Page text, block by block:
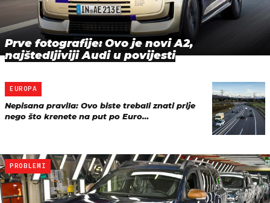
Prve fotografije: Ovo je novi A2,
najštedljiviji Audi u povijesti
EUROPA
Nepisana pravila: Ovo biste trebali znati prije
nego što krenete na put po Euro…
PROBLEMI